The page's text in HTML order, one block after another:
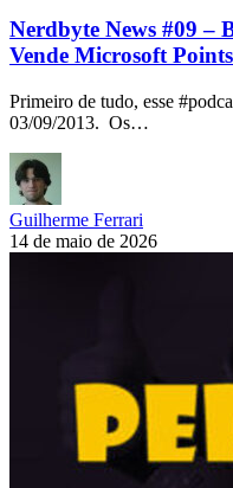
Nerdbyte News #09 –
Vende Microsoft
Primeiro de tudo, esse
03/09/2013. Os…
Guilherme Ferrari
14 de maio de 2026